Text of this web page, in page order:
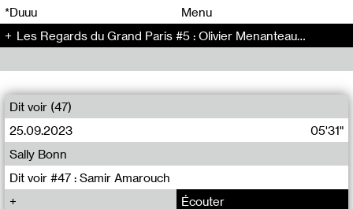
*Duuu
Menu
Les Regards du Grand Paris #5 : Olivier Menanteau - Conversation (69)
Dit voir (47)
25.09.2023
05'31"
Dit voir #47 : Samir Amarouch
Sally Bonn
Écouter
00 00
00 00